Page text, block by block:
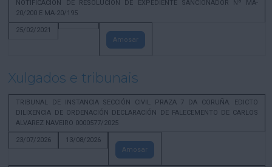
NOTIFICACION DE RESOLUCION DE EXPEDIENTE SANCIONADOR Nº MA-
20/200 E MA-20/195
25/02/2021
Amosar
Xulgados e tribunais
TRIBUNAL DE INSTANCIA SECCIÓN CIVIL PRAZA 7 DA CORUÑA. EDICTO
DILIXENCIA DE ORDENACIÓN DECLARACIÓN DE FALECEMENTO DE CARLOS
ALVAREZ NAVEIRO 0000577/2025
23/07/2026
13/08/2026
Amosar